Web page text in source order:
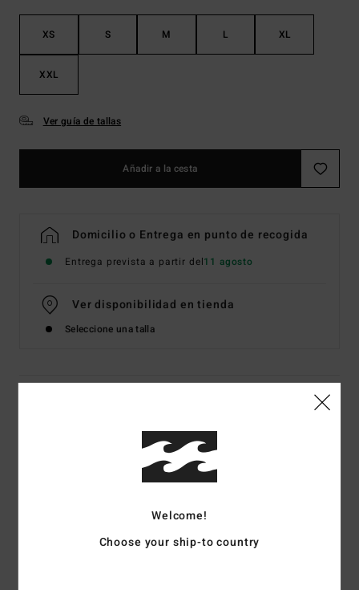
XS S M L XL
XXL
Ver guía de tallas
Añadir a la cesta
Domicilio o Entrega en punto de recogida
Entrega prevista a partir del11 agosto
Ver disponibilidad en tienda
Seleccione una talla
Camiseta de manga corta Blanco Hombre
Código de color
punto de algodón [160 g/m2]
Welcome!
Choose your ship-to country